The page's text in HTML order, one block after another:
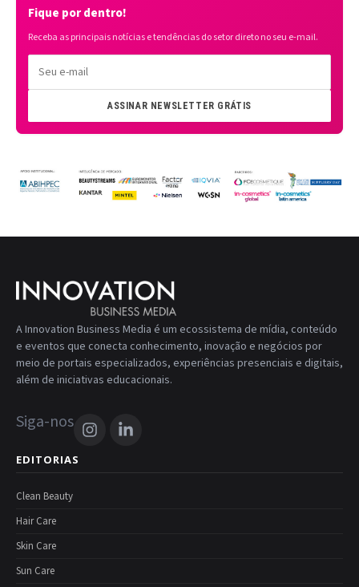
Fique por dentro!
Receba as principais notícias e tendências do setor direto no seu e-mail.
ASSINAR NEWSLETTER GRÁTIS
A Innovation Business Media é um ecossistema de mídia, conteúdo
e eventos que conecta conhecimento, inovação e negócios por
meio de portais especializados, experiências presenciais e digitais,
além de iniciativas educacionais.
Siga-nos
EDITORIAS
Clean Beauty
Hair Care
Skin Care
Sun Care